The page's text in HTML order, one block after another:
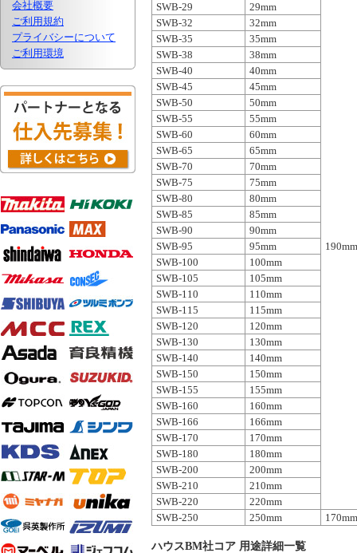
会社概要
ご利用規約
プライバシーについて
ご利用環境
SWB-29
29mm
SWB-32
32mm
SWB-35
35mm
SWB-38
38mm
SWB-40
40mm
SWB-45
45mm
SWB-50
50mm
SWB-55
55mm
SWB-60
60mm
SWB-65
65mm
SWB-70
70mm
SWB-75
75mm
SWB-80
80mm
SWB-85
85mm
SWB-90
90mm
SWB-95
95mm
SWB-100
100mm
SWB-105
105mm
SWB-110
110mm
SWB-115
115mm
SWB-120
120mm
SWB-130
130mm
SWB-140
140mm
SWB-150
150mm
SWB-155
155mm
SWB-160
160mm
SWB-166
166mm
SWB-170
170mm
SWB-180
180mm
SWB-200
200mm
SWB-210
210mm
SWB-220
220mm
SWB-250
250mm
ハウスBM社コア 用途詳細一覧